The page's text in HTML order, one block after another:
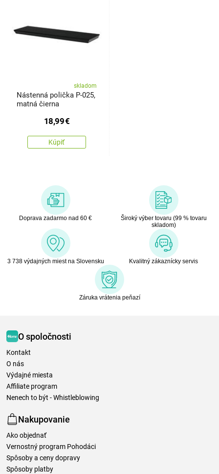
skladom
Nástenná polička P-025,
matná čierna
18,99€
Kúpiť
Doprava zadarmo nad 60 €
Široký výber tovaru (99 % tovaru
skladom)
3 738 výdajných miest na Slovensku Kvalitný zákaznícky servis
Záruka vrátenia peňazí
O spoločnosti
Kontakt
O nás
Výdajné miesta
Affiliate program
Nenech to být - Whistleblowing
Nakupovanie
Ako objednať
Vernostný program Pohodáci
Spôsoby a ceny dopravy
Spôsoby platby